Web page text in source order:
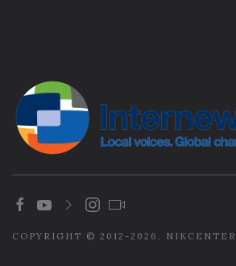
COPYRIGHT © 2012-2026. NIKCENTER